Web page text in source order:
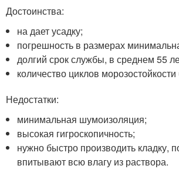
Достоинства:
на дает усадку;
погрешность в размерах
долгий срок службы, в среднем 55
количество циклов
Недостатки:
минимальная шумоизоляция;
высокая гигроскопичность;
нужно быстро производить кладку,
впитывают всю влагу из раствора.